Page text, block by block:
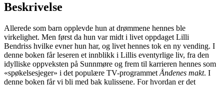
Beskrivelse
Allerede som barn opplevde hun at drømmene hennes ble
virkelighet. Men først da hun var midt i livet oppdaget Lilli
Bendriss hvilke evner hun har, og livet hennes tok en ny vending. I
denne boken får leseren et innblikk i Lillis eventyrlige liv, fra den
idylliske oppveksten på Sunnmøre og frem til karrieren hennes som
«spøkelsesjeger» i det populære TV-programmet Åndenes makt. I
denne boken får vi bli med bak kulissene. For hvordan er det